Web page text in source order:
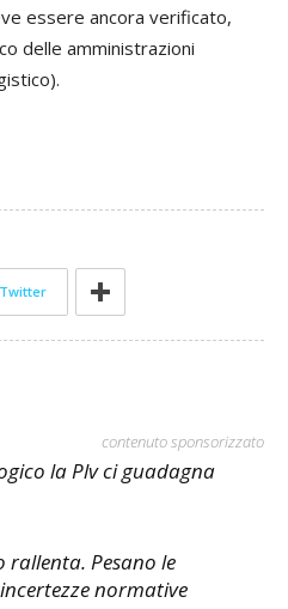
essere ancora verificato,
delle amministrazioni
Twitter
contenuto sponsorizzato
la Plv ci guadagna
rallenta. Pesano le
normative